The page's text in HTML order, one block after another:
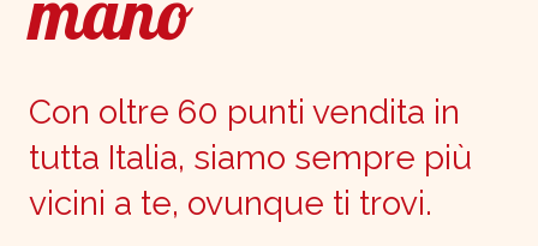
Con oltre 60 punti vendita in
tutta Italia, siamo sempre più
vicini a te, ovunque ti trovi.